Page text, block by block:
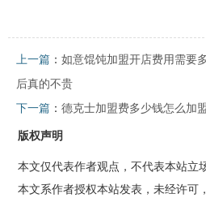
上一篇 ： 如意馄饨加盟开店费用需要
后真的不贵
下一篇 ： 德克士加盟费多少钱怎么加
版权声明
本文仅代表作者观点，不代表本站立
本文系作者授权本站发表，未经许可